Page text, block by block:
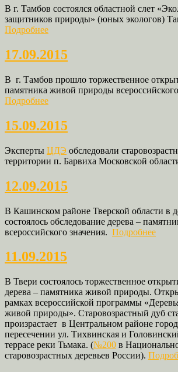
В г. Тамбов состоялся областной слет
защитников природы» (юных экологов)
Подробнее
17.09.2015
В г. Тамбов прошло торжественное
памятника живой природы всероссийского
Подробнее
15.09.2015
Эксперты ЦДЭ обследовали
территории п. Барвиха Московской
12.09.2015
В Кашинском районе Тверской области в
состоялось обследование дерева –
всероссийского значения. Подробнее
11.09.2015
В Твери состоялось торжественное
дерева – памятника живой природы.
рамках всероссийской программы
живой природы». Старовозрастный дуб
произрастает в Центральном районе
пересечении ул. Тихвинская и
террасе реки Тьмака. (№200 в
старовозрастных деревьев России).